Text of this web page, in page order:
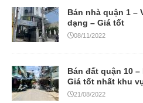
Bán nhà quận 1 –
dạng – Giá tốt
08/11/2022
Bán đất quận 10
Giá tốt nhất khu
21/08/2022